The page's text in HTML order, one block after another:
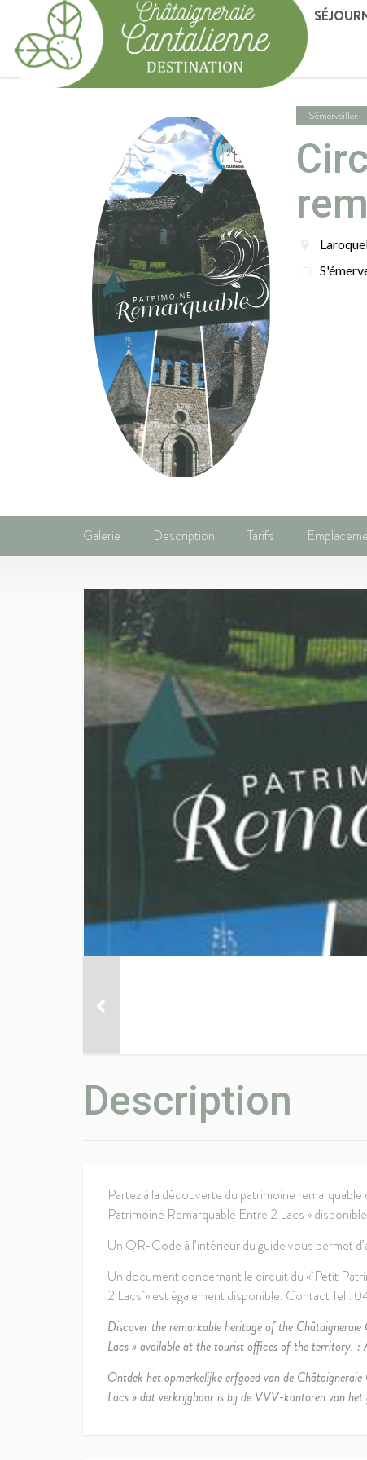
S'émerveiller
Galerie Description Tarifs
Description
Partez à la découverte du patrimoine
Patrimoine Remarquable Entre 2 Lacs »
Un QR-Code à l’intérieur du guide vous permet
Un document concernant le circuit du « Petit
2 Lacs » est également disponible. Contact Tel :
Discover the remarkable heritage of the
Lacs » available at the tourist offices of the territory. :
Ontdek het opmerkelijke erfgoed van de
Lacs » dat verkrijgbaar is bij de VVV-kantoren van